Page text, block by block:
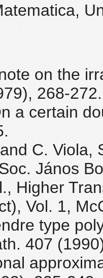
on the
268-272.
a certain
C. Viola,
János
Higher
Vol. 1,
type
407